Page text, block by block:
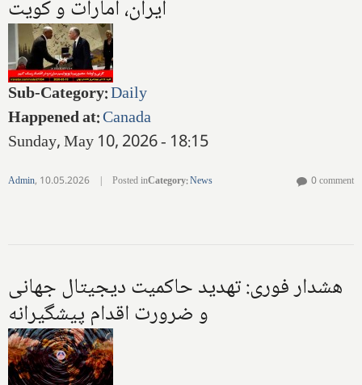
ایران، امارات و کویت
Sub-Category:Daily
Happened at:Canada
Sunday, May 10, 2026 - 18:15
Admin, 10.05.2026 | Posted inCategory:News 0 comment
هشدار فوری: تهدید حاکمیت دیجیتال جهانی
و ضرورت اقدام پیشگیرانه